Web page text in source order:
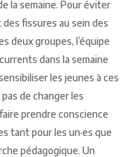
la semaine. Pour éviter
fissures au sein des
deux groupes, l’équipe
dans la semaine
les jeunes à ces
de changer les
prendre conscience
tant pour les un·es que
pédagogique. Un